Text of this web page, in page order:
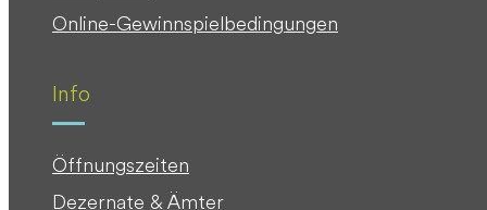
Online-Gewinnspielbedingungen
Info
Öffnungszeiten
Dezernate & Ämter